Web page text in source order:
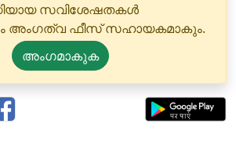
സവിശേഷതകൾ
അംഗത്വ ഫീസ് സഹായകമാകും.
അംഗമാകുക